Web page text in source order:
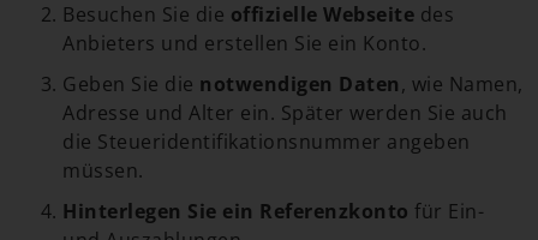
Besuchen Sie die offizielle Webseite des
Anbieters und erstellen Sie ein Konto.
Geben Sie die notwendigen Daten, wie Namen,
Adresse und Alter ein. Später werden Sie auch
die Steueridentifikationsnummer angeben
müssen.
Hinterlegen Sie ein Referenzkonto für Ein-